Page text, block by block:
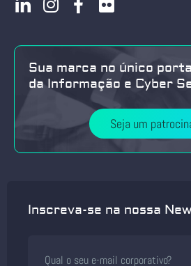
Sua marca no único
da Informação e Cyber
Seja um
Inscreva-se na nossa